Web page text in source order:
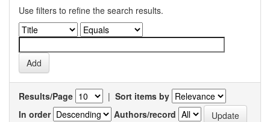
Use filters to refine the search results.
Results/Page | Sort items by
In order
Authors/record